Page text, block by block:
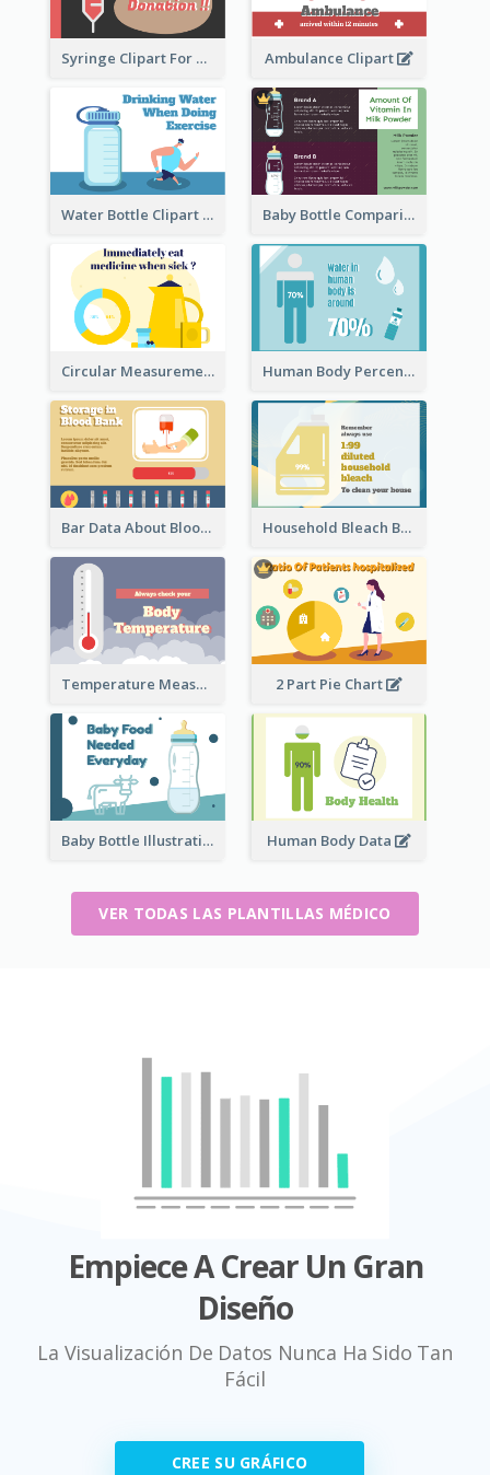
Syringe Clipart For Blood Donation Ambulance Clipart
Water Bottle Clipart Baby Bottle Comparison Information
Circular Measurement Of 2 Group Human Body Percentage Clipart
Bar Data About Blood Donation Household Bleach Bottle
Temperature Measurement 2 Part Pie Chart
Baby Bottle Illustration Human Body Data
VER TODAS LAS PLANTILLAS MÉDICO
Empiece A Crear Un Gran
Diseño
La Visualización De Datos Nunca Ha Sido Tan
Fácil
CREE SU GRÁFICO